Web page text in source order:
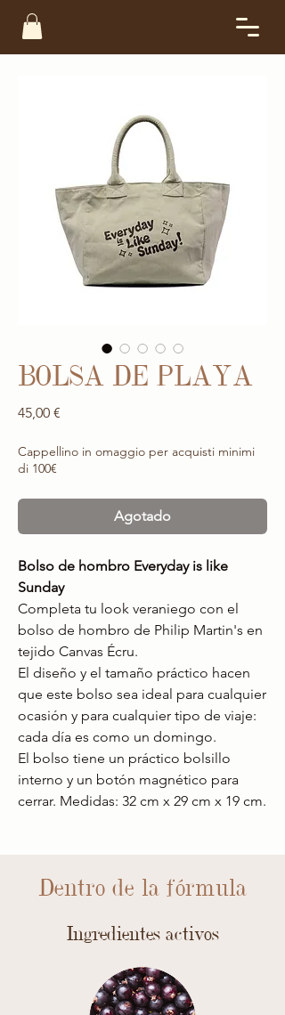
BOLSA DE PLAYA
45,00 €
Cappellino in omaggio per acquisti minimi
di 100€
Agotado
Bolso de hombro Everyday is like
Sunday
Completa tu look veraniego con el
bolso de hombro de Philip Martin's en
tejido Canvas Écru.
El diseño y el tamaño práctico hacen
que este bolso sea ideal para cualquier
ocasión y para cualquier tipo de viaje:
cada día es como un domingo.
El bolso tiene un práctico bolsillo
interno y un botón magnético para
cerrar. Medidas: 32 cm x 29 cm x 19 cm.
Dentro de la fórmula
Ingredientes activos